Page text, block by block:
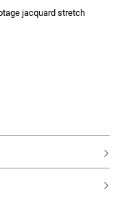
jacquard stretch